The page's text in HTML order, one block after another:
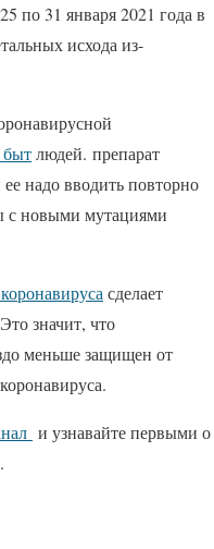
по 31 января 2021 года в
исхода из-
бытлюдей. препарат
надо вводить повторно
с новыми мутациями
сделает
значит, что
меньше защищен от
и узнавайте первыми о